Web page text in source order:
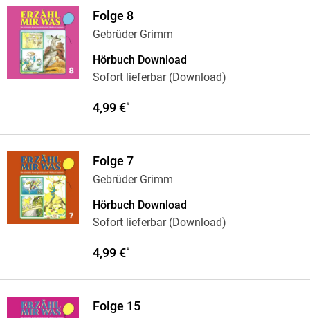
Folge 8
Gebrüder Grimm
Hörbuch Download
Sofort lieferbar (Download)
4,99 €*
Folge 7
Gebrüder Grimm
Hörbuch Download
Sofort lieferbar (Download)
4,99 €*
Folge 15